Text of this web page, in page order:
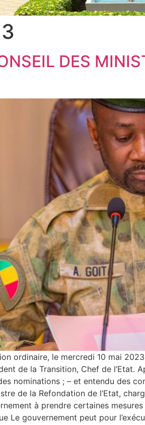
DES
ordinaire, le mercredi 10 mai
de la Transition, Chef de l’Etat.
nominations ; – et entendu des
de la Refondation de l’Etat,
à prendre certaines
Le gouvernement peut pour